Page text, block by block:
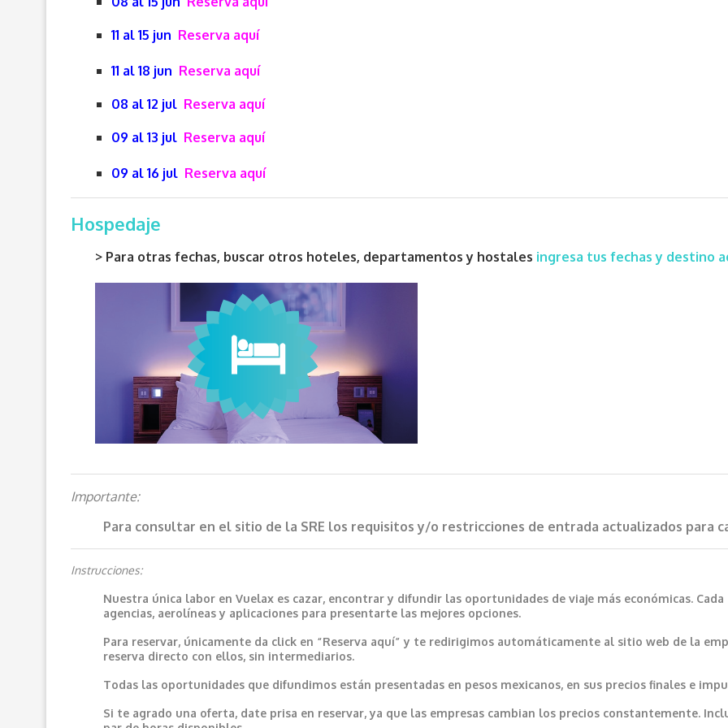
11 al 15 jun Reserva aquí
11 al 18 jun Reserva aquí
08 al 12 jul Reserva aquí
09 al 13 jul Reserva aquí
09 al 16 jul Reserva aquí
Hospedaje
> Para otras fechas, buscar otros hoteles, departamentos y hostales ingresa tus fechas y destino
Importante:
Para consultar en el sitio de la SRE los requisitos y/o restricciones de entrada actualizados para
Instrucciones:
Nuestra única labor en Vuelax es cazar, encontrar y difundir las oportunidades de viaje más económicas.
agencias, aerolíneas y aplicaciones para presentarte las mejores opciones.
Para reservar, únicamente da click en “Reserva aquí” y te redirigimos automáticamente al sitio web de la
reserva directo con ellos, sin intermediarios.
Todas las oportunidades que difundimos están presentadas en pesos mexicanos, en sus precios finales e
Si te agrado una oferta, date prisa en reservar, ya que las empresas cambian los precios constantemente.